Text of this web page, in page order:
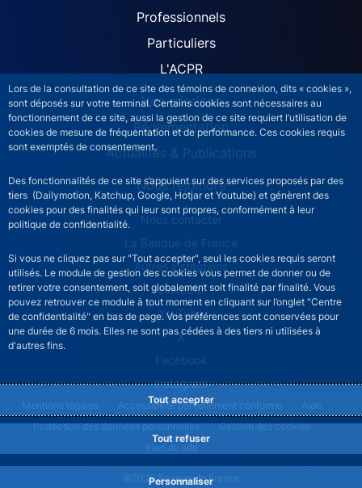
Lors de la consultation de ce site des témoins de connexion, dits « cookies »,
sont déposés sur votre terminal. Certains cookies sont nécessaires au
fonctionnement de ce site, aussi la gestion de ce site requiert l’utilisation de
cookies de mesure de fréquentation et de performance. Ces cookies requis
sont exemptés de consentement.
Des fonctionnalités de ce site s’appuient sur des services proposés par des
tiers (Dailymotion, Katchup, Google, Hotjar et Youtube) et génèrent des
cookies pour des finalités qui leur sont propres, conformément à leur
politique de confidentialité.
Si vous ne cliquez pas sur "Tout accepter", seul les cookies requis seront
utilisés. Le module de gestion des cookies vous permet de donner ou de
retirer votre consentement, soit globalement soit finalité par finalité. Vous
pouvez retrouver ce module à tout moment en cliquant sur l’onglet "Centre
de confidentialité" en bas de page. Vos préférences sont conservées pour
une durée de 6 mois. Elles ne sont pas cédées à des tiers ni utilisées à
d'autres fins.
Tout accepter
Tout refuser
Personnaliser
ACPR site navigation
Professionnels
Particuliers
L'ACPR
Nos missions
Réglementation
Actualités & Publications
Nous rejoindre
ACPR footer secondary menu (French)
Nous contacter
La Banque de France
Autres institutions
LinkedIn
YouTube
X
Facebook
Instagram
©2026 Banque de France
ACPR footer legal notice menu
Mentions légales Accessibilité partiellement conforme
Aide
Protection des données personnelles
Gestion des cookies
Plan du site